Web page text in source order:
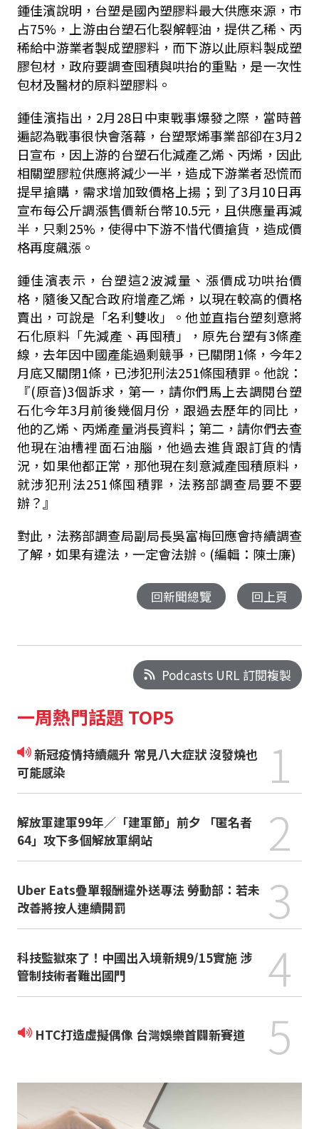
鍾佳濱說明，台塑是國內塑膠料最大供應來源，市
占75%，上游由台塑石化裂解輕油，提供乙稀、丙
稀給中游業者製成塑膠料，而下游以此原料製成塑
膠包材，政府要調查囤積與哄抬的重點，是一次性
包材及醫材的原料塑膠料。
鍾佳濱指出，2月28日中東戰事爆發之際，當時普
遍認為戰事很快會落幕，台塑聚烯事業部卻在3月2
日宣布，因上游的台塑石化減產乙烯、丙烯，因此
相關塑膠粒供應將減少一半，造成下游業者恐慌而
提早搶購，需求增加致價格上揚；到了3月10日再
宣布每公斤調漲售價新台幣10.5元，且供應量再減
半，只剩25%，使得中下游不惜代價搶貨，造成價
格再度飆漲。
鍾佳濱表示，台塑這2波減量、漲價成功哄抬價
格，隨後又配合政府增產乙烯，以現在較高的價格
賣出，可說是「名利雙收」。他並直指台塑刻意將
石化原料「先減產、再囤積」，原先台塑有3條產
線，去年因中國產能過剩競爭，已關閉1條，今年2
月底又關閉1條，已涉犯刑法251條囤積罪。他說：
『(原音)3個訴求，第一，請你們馬上去調閱台塑
石化今年3月前後幾個月份，跟過去歷年的同比，
他的乙烯、丙烯產量消長資料；第二，請你們去查
他現在油槽裡面石油腦，他過去進貨跟訂貨的情
況，如果他都正常，那他現在刻意減產囤積原料，
就涉犯刑法251條囤積罪，法務部調查局要不要
辦？』
對此，法務部調查局副局長吳富梅回應會持續調查
了解，如果有違法，一定會法辦。(編輯：陳士廉)
回新聞總覽 回上頁
Podcasts URL 訂閱複製
一周熱門話題 TOP5
新冠疫情持續飆升 常見八大症狀 沒發燒也
可能感染
1
解放軍建軍99年／「建軍節」前夕 「匿名者
64」攻下多個解放軍網站
2
Uber Eats疊單報酬違外送專法 勞動部：若未
改善將按人連續開罰
3
科技監獄來了！中國出入境新規9/15實施 涉
管制技術者難出國門
4
HTC打造虛擬偶像 台灣娛樂首闢新賽道 5